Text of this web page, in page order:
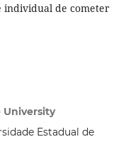
individual de cometer
University
Estadual de